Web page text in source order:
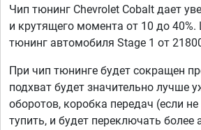
Чип тюнинг Chevrolet Cobalt дает
и крутящего момента от 10 до
тюнинг автомобиля Stage 1 от
При чип тюнинге будет сокращен
подхват будет значительно лучше
оборотов, коробка передач (если
тупить, и будет переключать более